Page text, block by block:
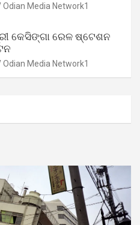
Odian Media Network1
କେସିଙ୍ଗା ରେଳ ଷ୍ଟେଶନ
Odian Media Network1